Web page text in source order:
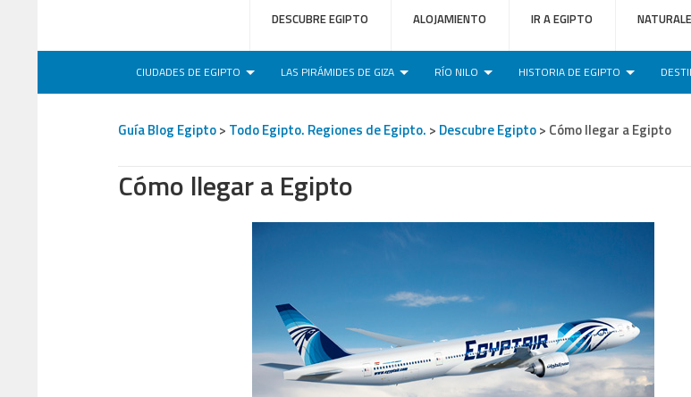
DESCUBRE EGIPTO ALOJAMIENTO IR A EGIPTO
CIUDADES DE EGIPTO LAS PIRÁMIDES DE GIZA RÍO NILO HISTORIA DE EGIPTO
Guía Blog Egipto> Todo Egipto. Regiones de Egipto. > Descubre Egipto> Cómo llegar a Egipto
Cómo llegar a Egipto